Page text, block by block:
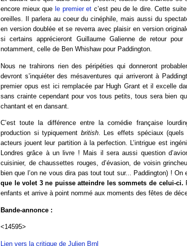
encore mieux que le premier et c’est peu de le dire. Cette
oreilles. Il parlera au coeur du cinéphile, mais aussi du
en version doublée et se reverra avec plaisir en version
si certains apprécieront Guillaume Galienne de retour
notamment, celle de Ben Whishaw pour Paddington.
Nous ne trahirons rien des péripéties qui donneront
devront s’inquiéter des mésaventures qui arriveront à
premier opus est ici remplacée par Hugh Grant et il excelle
sans crainte cependant pour vos tous petits, tous sera bien
chantant et en dansant.
C’est toute la différence entre la comédie française
production si typiquement british. Les effets spéciaux (quels
acteurs jouent leur partition à la perfection. L’intrigue est
Londres grâce à un livre ! Mais il sera aussi question
cuisinier, de chaussettes rouges, d’évasion, de voisin
bien que l’on ne vous dira pas tout tout sur... Paddington) ! On
que le volet 3 ne puisse atteindre les sommets de celui-ci.
enfants et arrive à point nommé aux moments des fêtes de
Bande-annonce :
<14595>
Lien vers la critique de Julien Brnl